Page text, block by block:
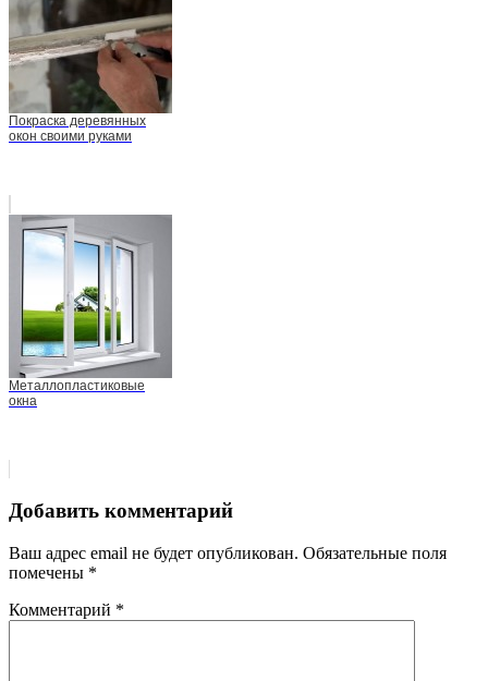
Покраска деревянных
окон своими руками
Металлопластиковые
окна
Добавить комментарий
Ваш адрес email не будет опубликован. Обязательные поля
помечены *
Комментарий *